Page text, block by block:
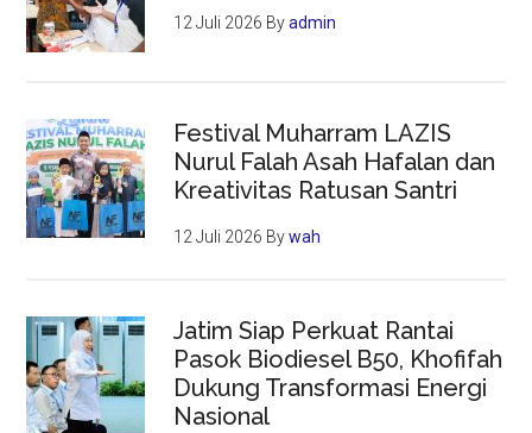
12 Juli 2026 Byadmin
Festival Muharram LAZIS
Nurul Falah Asah Hafalan dan
Kreativitas Ratusan Santri
12 Juli 2026 Bywah
Jatim Siap Perkuat Rantai
Pasok Biodiesel B50, Khofifah
Dukung Transformasi Energi
Nasional